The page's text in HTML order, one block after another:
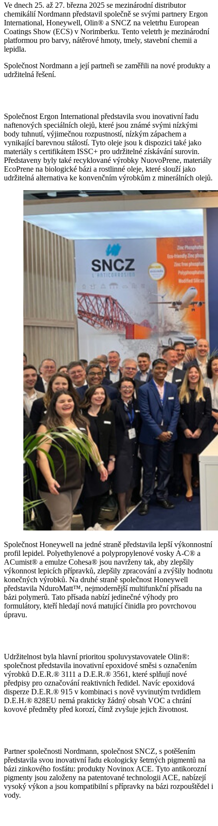
Ve dnech 25. až 27. března 2025 se mezinárodní distributor
chemikálií Nordmann představil společně se svými partnery Ergon
International, Honeywell, Olin® a SNCZ na veletrhu European
Coatings Show (ECS) v Norimberku. Tento veletrh je mezinárodní
platformou pro barvy, nátěrové hmoty, tmely, stavební chemii a
lepidla.
Společnost Nordmann a její partneři se zaměřili na nové produkty a
udržitelná řešení.
Společnost Ergon International představila svou inovativní řadu
naftenových speciálních olejů, které jsou známé svými nízkými
body tuhnutí, výjimečnou rozpustností, nízkým zápachem a
vynikající barevnou stálostí. Tyto oleje jsou k dispozici také jako
materiály s certifikátem ISSC+ pro udržitelné získávání surovin.
Představeny byly také recyklované výrobky NuovoPrene, materiály
EcoPrene na biologické bázi a rostlinné oleje, které slouží jako
udržitelná alternativa ke konvenčním výrobkům z minerálních olejů.
Společnost Honeywell na jedné straně představila lepší výkonnostní
profil lepidel. Polyethylenové a polypropylenové vosky A-C® a
ACumist® a emulze Cohesa® jsou navrženy tak, aby zlepšily
výkonnost lepicích přípravků, zlepšily zpracování a zvýšily hodnotu
konečných výrobků. Na druhé straně společnost Honeywell
představila NduroMatt™, nejmodernější multifunkční přísadu na
bázi polymerů. Tato přísada nabízí jedinečné výhody pro
formulátory, kteří hledají nová matující činidla pro povrchovou
úpravu.
Udržitelnost byla hlavní prioritou spoluvystavovatele Olin®:
společnost představila inovativní epoxidové směsi s označením
výrobků D.E.R.® 3111 a D.E.R.® 3561, které splňují nové
předpisy pro označování reaktivních ředidel. Navíc epoxidová
disperze D.E.R.® 915 v kombinaci s nově vyvinutým tvrdidlem
D.E.H.® 828EU nemá prakticky žádný obsah VOC a chrání
kovové předměty před korozí, čímž zvyšuje jejich životnost.
Partner společnosti Nordmann, společnost SNCZ, s potěšením
představila svou inovativní řadu ekologicky šetrných pigmentů na
bázi zinkového fosfátu: produkty Novinox ACE. Tyto antikorozní
pigmenty jsou založeny na patentované technologii ACE, nabízejí
vysoký výkon a jsou kompatibilní s přípravky na bázi rozpouštědel i
vody.